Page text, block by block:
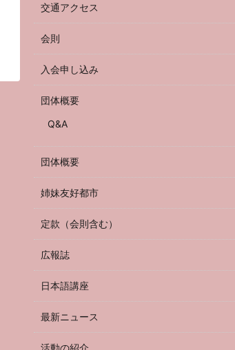
交通アクセス
会則
入会申し込み
団体概要
Q&A
団体概要
姉妹友好都市
定款（会則含む）
広報誌
日本語講座
最新ニュース
活動の紹介